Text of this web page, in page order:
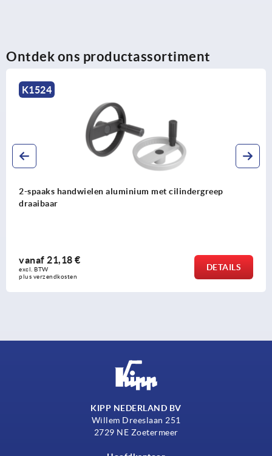
Ontdek ons productassortiment
K1524
2-spaaks handwielen aluminium met cilindergreep
draaibaar
vanaf21,18 €
excl. BTW
plus verzendkosten
DETAILS
KIPP NEDERLAND BV
Willem Dreeslaan 251
2729 NE Zoetermeer